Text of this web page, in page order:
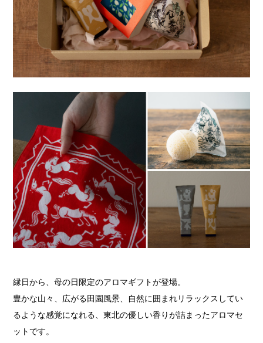
縁日から、母の日限定のアロマギフトが登場。
豊かな山々、広がる田園風景、自然に囲まれリラックスしてい
るような感覚になれる、東北の優しい香りが詰まったアロマセ
ットです。